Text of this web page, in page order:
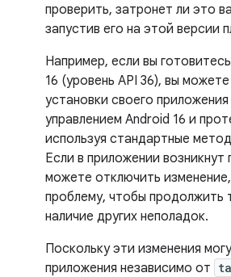
проверить, затронет ли это
запустив его на этой версии
Например, если вы
16 (уровень API 36), вы
установки своего
управлением Android 16 и
используя стандартные
Если в приложении возникнут
можете отключить
проблему, чтобы продолжить
наличие других неполадок.
Поскольку эти изменения
приложения независимо от